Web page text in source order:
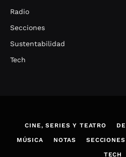
Radio
Secciones
Sustentabilidad
Tech
CINE, SERIES Y TEATRO
MÚSICA NOTAS SECCIONES
TECH